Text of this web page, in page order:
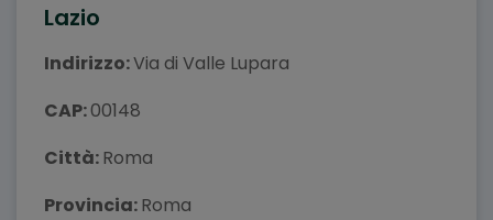
Lazio
Indirizzo:Via di Valle Lupara
CAP:00148
Città:Roma
Provincia:Roma